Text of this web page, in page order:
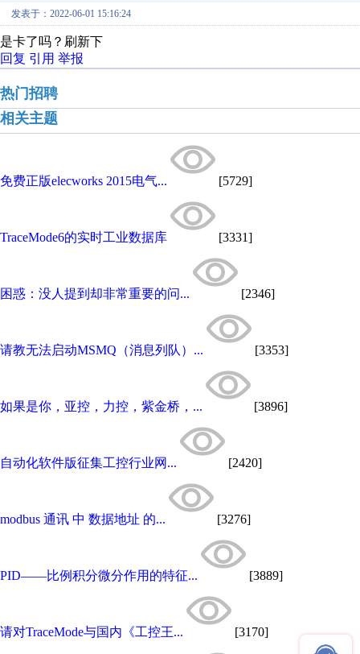
发表于：2022-06-01 15:16:24
是卡了吗？刷新下
回复 引用 举报
热门招聘
相关主题
免费正版elecworks 2015电气... [5729]
TraceMode6的实时工业数据库 [3331]
困惑：没人提到却非常重要的问... [2346]
请教无法启动MSMQ（消息列队）... [3353]
如果是你，亚控，力控，紫金桥，... [3896]
自动化软件版征集工控行业网... [2420]
modbus 通讯 中 数据地址 的... [3276]
PID——比例积分微分作用的特征... [3889]
请对TraceMode与国内《工控王... [3170]